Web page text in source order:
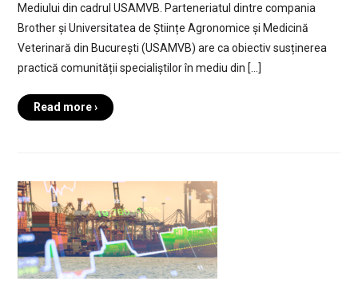
Mediului din cadrul USAMVB. Parteneriatul dintre compania
Brother și Universitatea de Științe Agronomice și Medicină
Veterinară din București (USAMVB) are ca obiectiv susținerea
practică comunității specialiștilor în mediu din […]
Read more ›